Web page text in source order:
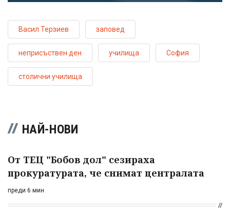
Васил Терзиев заповед
неприсъствен ден училища София
столични училища
НАЙ-НОВИ
От ТЕЦ "Бобов дол" сезираха
прокуратурата, че снимат централата
преди 6 мин